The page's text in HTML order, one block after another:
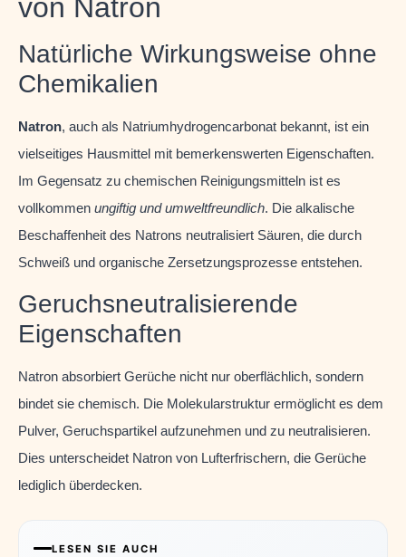
von Natron
Natürliche Wirkungsweise ohne
Chemikalien
Natron, auch als Natriumhydrogencarbonat bekannt, ist ein
vielseitiges Hausmittel mit bemerkenswerten Eigenschaften.
Im Gegensatz zu chemischen Reinigungsmitteln ist es
vollkommen ungiftig und umweltfreundlich. Die alkalische
Beschaffenheit des Natrons neutralisiert Säuren, die durch
Schweiß und organische Zersetzungsprozesse entstehen.
Geruchsneutralisierende
Eigenschaften
Natron absorbiert Gerüche nicht nur oberflächlich, sondern
bindet sie chemisch. Die Molekularstruktur ermöglicht es dem
Pulver, Geruchspartikel aufzunehmen und zu neutralisieren.
Dies unterscheidet Natron von Lufterfrischern, die Gerüche
lediglich überdecken.
LESEN SIE AUCH